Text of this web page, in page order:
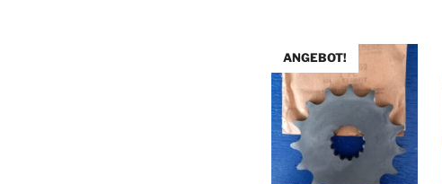
ANGEBOT!